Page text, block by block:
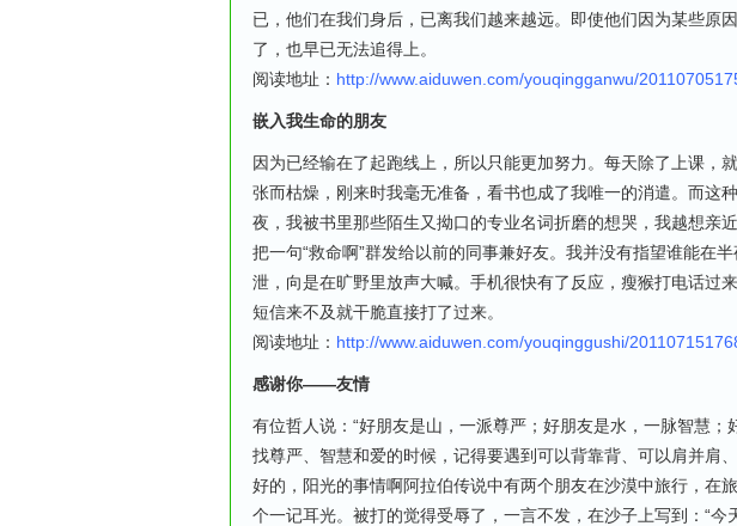
已，他们在我们身后，已离我们越来越远。即使他们因为某些原
了，也早已无法追得上。
阅读地址： http://www.aiduwen.com/youqingganwu/
嵌入我生命的朋友
因为已经输在了起跑线上，所以只能更加努力。每天除了上课，
张而枯燥，刚来时我毫无准备，看书也成了我唯一的消遣。而这
夜，我被书里那些陌生又拗口的专业名词折磨的想哭，我越想亲
把一句“救命啊”群发给以前的同事兼好友。我并没有指望谁能在
泄，向是在旷野里放声大喊。手机很快有了反应，瘦猴打电话过
短信来不及就干脆直接打了过来。
阅读地址： http://www.aiduwen.com/youqinggushi/
感谢你——友情
有位哲人说：“好朋友是山，一派尊严；好朋友是水，一脉智慧
找尊严、智慧和爱的时候，记得要遇到可以背靠背、可以肩并肩
好的，阳光的事情啊阿拉伯传说中有两个朋友在沙漠中旅行，在
个一记耳光。被打的觉得受辱了，一言不发，在沙子上写到：“